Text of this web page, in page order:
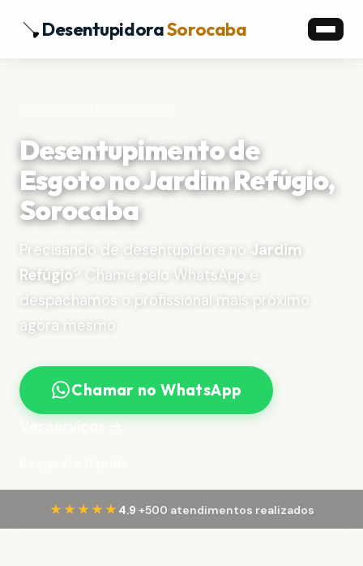
DesentupidoraSorocaba
Desentupimento de
Esgoto no Jardim Refúgio,
Sorocaba
Precisando de desentupidora no Jardim
Refúgio? Chame pelo WhatsApp e
despachamos o profissional mais próximo
agora mesmo.
Chamar no WhatsApp
Ver serviços →
★★★★★ 4.9·+500 atendimentos realizados